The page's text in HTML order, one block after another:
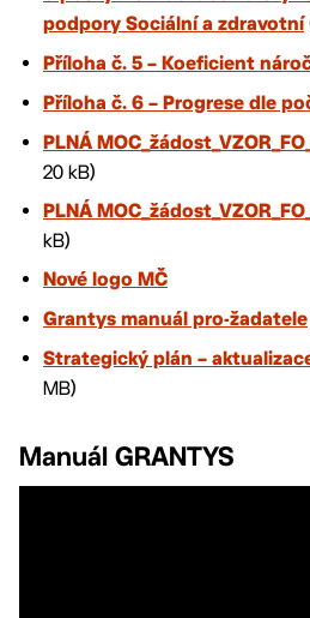
podpory Sociální a zdravotní
Příloha č. 5 – Koeficient
Příloha č. 6 – Progrese dle
PLNÁ
20 kB)
PLNÁ
kB)
Nové logo MČ
Grantys manuál pro-žadatele
Strategický plán –
MB)
Manuál GRANTYS